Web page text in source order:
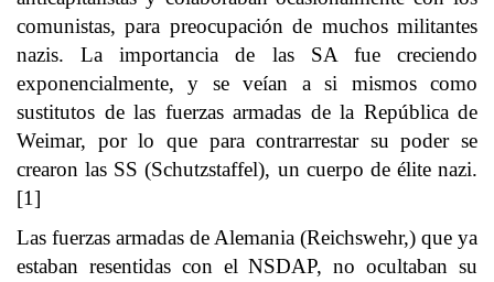
comunistas, para preocupación de muchos militantes
nazis. La importancia de las SA fue creciendo
exponencialmente, y se veían a si mismos como
sustitutos de las fuerzas armadas de la República de
Weimar, por lo que para contrarrestar su poder se
crearon las SS (Schutzstaffel), un cuerpo de élite nazi.
[1]
Las fuerzas armadas de Alemania (Reichswehr,) que ya
estaban resentidas con el NSDAP, no ocultaban su